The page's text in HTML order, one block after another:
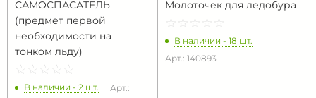
САМОСПАСАТЕЛЬ
(предмет первой
необходимости на
тонком льду)
☆ ☆ ☆ ☆ ☆
★ ★ ★ ★ ★
В наличии - 2 шт. Арт.:
Молоточек для ледобура
☆ ☆ ☆ ☆ ☆
★ ★ ★ ★ ★
В наличии - 18 шт.
Арт.: 140893